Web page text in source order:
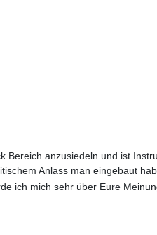
Bereich anzusiedeln und ist
Anlass man eingebaut
ich mich sehr über Eure